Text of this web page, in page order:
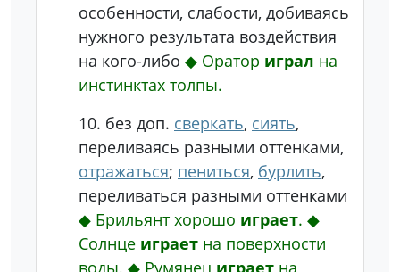
особенности, слабости, добиваясь
нужного результата воздействия
на кого-либо ◆ Оратор играл на
инстинктах толпы.
10. без доп. сверкать, сиять,
переливаясь разными оттенками,
отражаться; пениться, бурлить,
переливаться разными оттенками
◆ Брильянт хорошо играет. ◆
Солнце играет на поверхности
воды. ◆ Румянец играет на